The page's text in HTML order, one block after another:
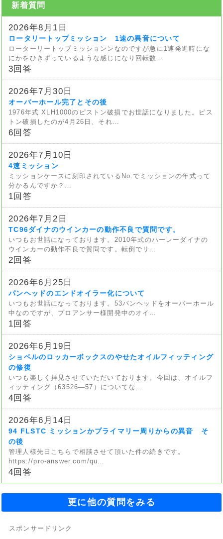
新着質問
2026年8月1日
ロータリートップミッション 1速の異音について
ローターリートップミッションンなのですが急に1速発進時にな
にかをひきずっているような感じになり回転数…
3回答
2026年7月30日
オーバーホール完了とその後
1976年式 XLH1000のピストン破損でお世話になりました。ピス
トン破損したのが4月26日、それ…
6回答
2026年7月10日
4速ミッション
ミッションケースに刻印されているNo.でミッションの年式って
分かるんですか？…
1回答
2026年7月2日
TC96ダイナのウインカーの動作不良で質問です。
いつもお世話になっております。2010年式のハーレーダイナの
ウインカーの動作不良で質問です。転倒でリ…
2回答
2026年6月25日
パンヘッドのエンドオイラー化について
いつもお世話になっております。53パンヘッドをオーバーホール
中なのですが、プロアンサー様開発中のオイ…
1回答
2026年6月19日
ショベルのロッカーボックスのやせたオイルフィッティング
の修復
いつも楽しく拝見させていただいております。今回は、オイルフ
ィッティング（63526—57）についてな…
4回答
2026年6月14日
94 FLSTC ミッションかプライマリー周りからの異音 そ
の後
管理人様先日こちらで相談させて頂いた件の続きです。
https://pro-answer.com/qu…
4回答
更に他の質問をみる
スポンサードリンク